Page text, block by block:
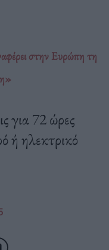
στην Ευρώπη τη
για 72 ώρες
ή ηλεκτρικό